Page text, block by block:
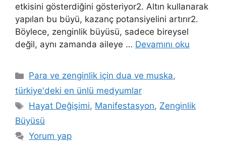
etkisini gösterdiğini gösteriyor2. Altın kullanarak
yapılan bu büyü, kazanç potansiyelini artırır2.
Böylece, zenginlik büyüsü, sadece bireysel
değil, aynı zamanda aileye … Devamını oku
Para ve zenginlik için dua ve muska,
türkiye'deki en ünlü medyumlar
Hayat Değişimi, Manifestasyon, Zenginlik
Büyüsü
Yorum yap